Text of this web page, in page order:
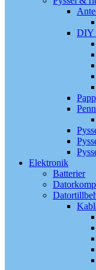
DIY
Elektronik
Batterier